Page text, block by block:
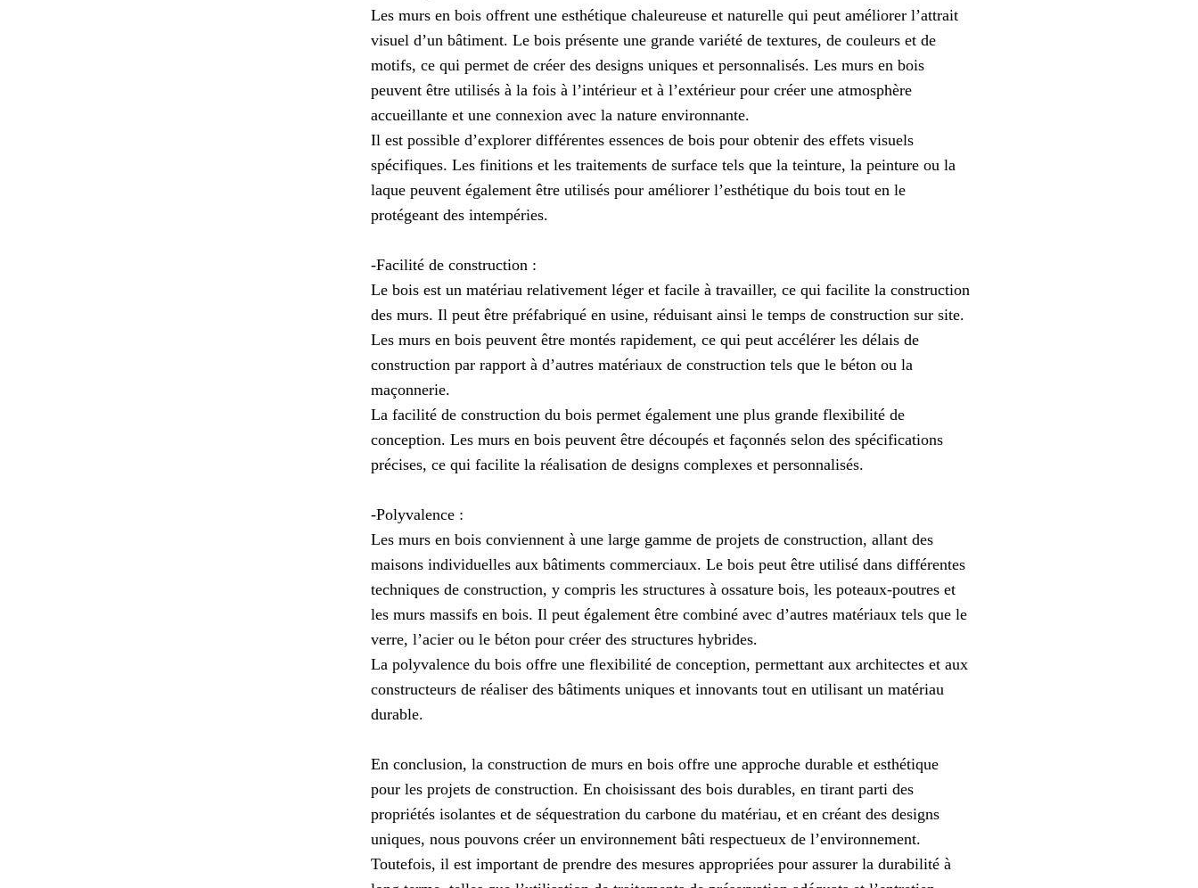
Les murs en bois offrent une esthétique chaleureuse et naturelle qui peut améliorer l’attrait
visuel d’un bâtiment. Le bois présente une grande variété de textures, de couleurs et de
motifs, ce qui permet de créer des designs uniques et personnalisés. Les murs en bois
peuvent être utilisés à la fois à l’intérieur et à l’extérieur pour créer une atmosphère
accueillante et une connexion avec la nature environnante.
Il est possible d’explorer différentes essences de bois pour obtenir des effets visuels
spécifiques. Les finitions et les traitements de surface tels que la teinture, la peinture ou la
laque peuvent également être utilisés pour améliorer l’esthétique du bois tout en le
protégeant des intempéries.
-Facilité de construction :
Le bois est un matériau relativement léger et facile à travailler, ce qui facilite la construction
des murs. Il peut être préfabriqué en usine, réduisant ainsi le temps de construction sur site.
Les murs en bois peuvent être montés rapidement, ce qui peut accélérer les délais de
construction par rapport à d’autres matériaux de construction tels que le béton ou la
maçonnerie.
La facilité de construction du bois permet également une plus grande flexibilité de
conception. Les murs en bois peuvent être découpés et façonnés selon des spécifications
précises, ce qui facilite la réalisation de designs complexes et personnalisés.
-Polyvalence :
Les murs en bois conviennent à une large gamme de projets de construction, allant des
maisons individuelles aux bâtiments commerciaux. Le bois peut être utilisé dans différentes
techniques de construction, y compris les structures à ossature bois, les poteaux-poutres et
les murs massifs en bois. Il peut également être combiné avec d’autres matériaux tels que le
verre, l’acier ou le béton pour créer des structures hybrides.
La polyvalence du bois offre une flexibilité de conception, permettant aux architectes et aux
constructeurs de réaliser des bâtiments uniques et innovants tout en utilisant un matériau
durable.
En conclusion, la construction de murs en bois offre une approche durable et esthétique
pour les projets de construction. En choisissant des bois durables, en tirant parti des
propriétés isolantes et de séquestration du carbone du matériau, et en créant des designs
uniques, nous pouvons créer un environnement bâti respectueux de l’environnement.
Toutefois, il est important de prendre des mesures appropriées pour assurer la durabilité à